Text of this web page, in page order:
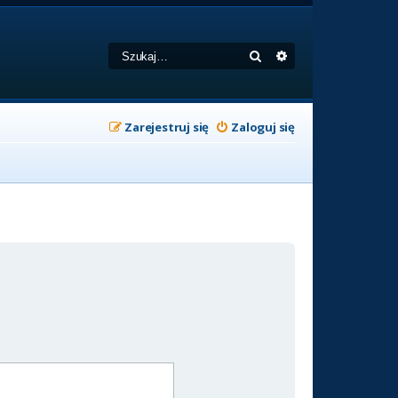
Szukaj
Zaloguj się
Zarejestruj się